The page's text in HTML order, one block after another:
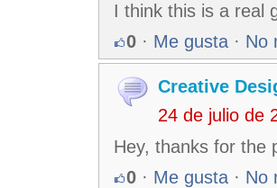
I think this is a real
0 · Me gusta · No
Creative
24 de julio de
Hey, thanks for the
0 · Me gusta · No